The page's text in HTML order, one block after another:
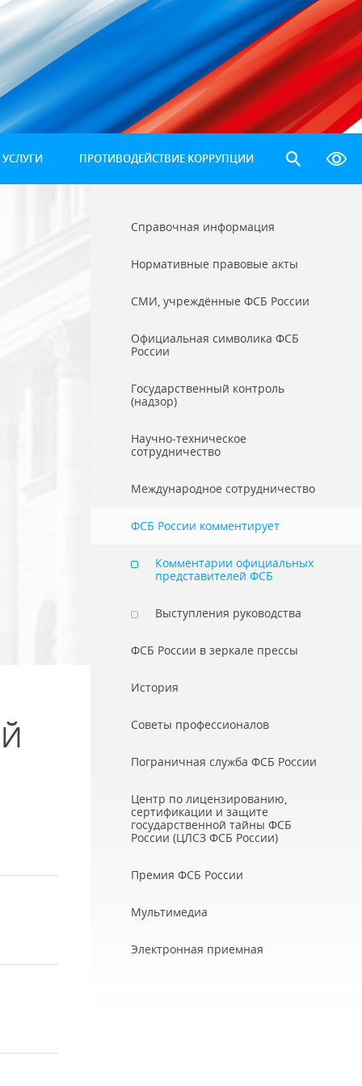
ПРОТИВОДЕЙСТВИЕ КОРРУПЦИИ
Справочная информация
Нормативные правовые акты
СМИ, учреждённые ФСБ России
Официальная символика ФСБ
России
Государственный контроль
(надзор)
Научно-техническое
сотрудничество
Международное сотрудничество
ФСБ России комментирует
Комментарии официальных
представителей ФСБ
Выступления руководства
ФСБ России в зеркале прессы
История
Советы профессионалов
Пограничная служба ФСБ России
Центр по лицензированию,
сертификации и защите
государственной тайны ФСБ
России (ЦЛСЗ ФСБ России)
Премия ФСБ России
Мультимедиа
Электронная приемная